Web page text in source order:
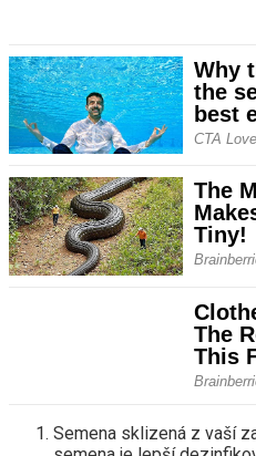
Semena sklizená z vaší